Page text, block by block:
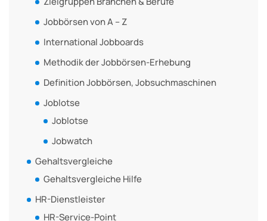
Jobbörsen von A – Z
International Jobboards
Methodik der Jobbörsen-Erhebung
Definition Jobbörsen, Jobsuchmaschinen
Joblotse
Joblotse
Jobwatch
Gehaltsvergleiche
Gehaltsvergleiche Hilfe
HR-Dienstleister
HR-Service-Point